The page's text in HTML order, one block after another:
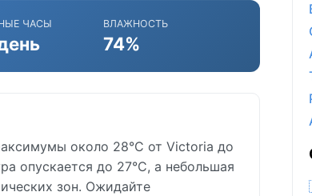
ЧАСЫ ВЛАЖНОСТЬ
74%
около 28°C от Victoria до
опускается до 27°C, а небольшая
зон. Ожидайте